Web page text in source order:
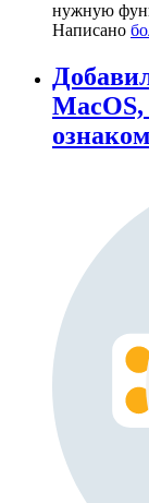
нужную
Написано
MacOS,